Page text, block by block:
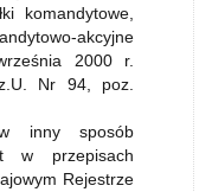
komandytowe,
akcyjne
2000 r.
Nr 94, poz.
inny sposób
w przepisach
Rejestrze